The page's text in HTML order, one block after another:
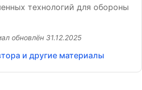
технологий для обороны
обновлён 31.12.2025
и другие материалы